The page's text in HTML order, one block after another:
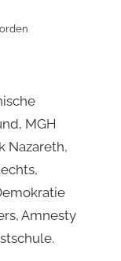
MGH
Nazareth,
Amnesty